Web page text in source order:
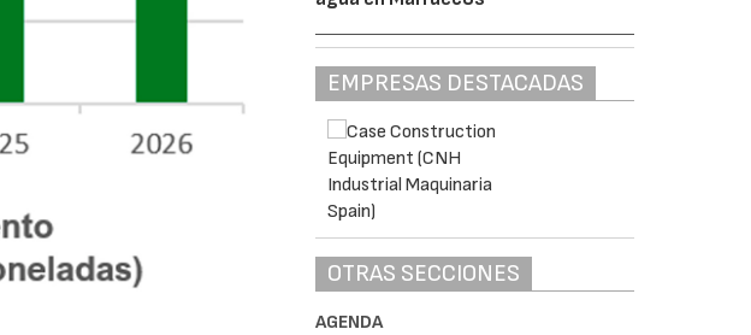
EMPRESAS DESTACADAS
OTRAS SECCIONES
AGENDA